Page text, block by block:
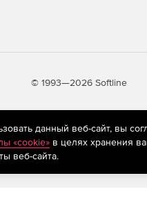
© 1993—2026 Softline
к предпочтениям
данный веб-сайт, вы
«cookie»в целях хранения
веб-сайта.